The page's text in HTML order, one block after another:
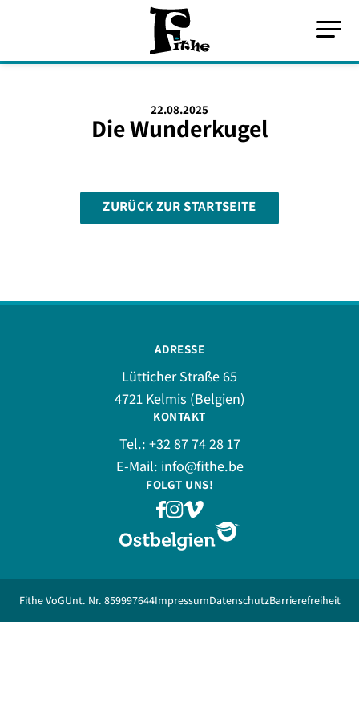
22.08.2025
Die Wunderkugel
ZURÜCK ZUR STARTSEITE
ADRESSE
Lütticher Straße 65
4721 Kelmis (Belgien)
KONTAKT
Tel.: +32 87 74 28 17
E-Mail: info@fithe.be
FOLGT UNS!
Fithe VoGUnt. Nr. 859997644ImpressumDatenschutzBarrierefreiheit